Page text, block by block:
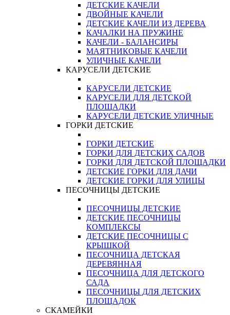
ДЕТСКИЕ КАЧЕЛИ
ДВОЙНЫЕ КАЧЕЛИ
ДЕТСКИЕ КАЧЕЛИ ИЗ ДЕРЕВА
КАЧАЛКИ НА ПРУЖИНЕ
КАЧЕЛИ - БАЛАНСИРЫ
МАЯТНИКОВЫЕ КАЧЕЛИ
УЛИЧНЫЕ КАЧЕЛИ
КАРУСЕЛИ ДЕТСКИЕ
КАРУСЕЛИ ДЕТСКИЕ
КАРУСЕЛИ ДЛЯ ДЕТСКОЙ
ПЛОЩАДКИ
КАРУСЕЛИ ДЕТСКИЕ УЛИЧНЫЕ
ГОРКИ ДЕТСКИЕ
ГОРКИ ДЕТСКИЕ
ГОРКИ ДЛЯ ДЕТСКИХ САДОВ
ГОРКИ ДЛЯ ДЕТСКОЙ ПЛОЩАДКИ
ДЕТСКИЕ ГОРКИ ДЛЯ ДАЧИ
ДЕТСКИЕ ГОРКИ ДЛЯ УЛИЦЫ
ПЕСОЧНИЦЫ ДЕТСКИЕ
ПЕСОЧНИЦЫ ДЕТСКИЕ
ДЕТСКИЕ ПЕСОЧНИЦЫ
КОМПЛЕКСЫ
ДЕТСКИЕ ПЕСОЧНИЦЫ С
КРЫШКОЙ
ПЕСОЧНИЦА ДЕТСКАЯ
ДЕРЕВЯННАЯ
ПЕСОЧНИЦА ДЛЯ ДЕТСКОГО
САДА
ПЕСОЧНИЦЫ ДЛЯ ДЕТСКИХ
ПЛОЩАДОК
СКАМЕЙКИ